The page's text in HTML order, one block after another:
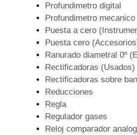
Profundimetro digital
Profundimetro mecanico
Puesta a cero
Puesta cero
Ranurado diametral 0º
Rectificadoras (Usados)
Rectificadoras sobre
Reducciones
Regla
Regulador gases
Reloj comparador